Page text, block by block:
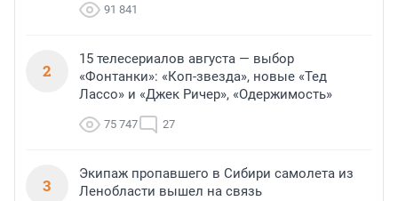
91 841
2
15 телесериалов августа — выбор
«Фонтанки»: «Коп-звезда», новые «Тед
Лассо» и «Джек Ричер», «Одержимость»
75 747 27
3
Экипаж пропавшего в Сибири самолета из
Ленобласти вышел на связь